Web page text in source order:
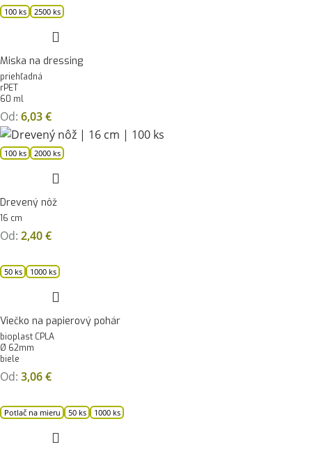
100 ks 2500 ks
Miska na dressing
priehľadná
rPET
60 ml
Od: 6,03€
100 ks 2000 ks
Drevený nôž
16 cm
Od: 2,40€
50 ks 1000 ks
Viečko na papierový pohár
bioplast CPLA
Ø 62mm
biele
Od: 3,06€
Potlač na mieru 50 ks 1000 ks